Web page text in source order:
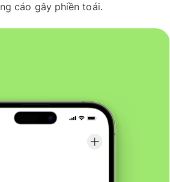
cáo gây phiền toái.